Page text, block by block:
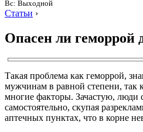
Вс: Выходной
Статьи ›
Опасен ли геморрой
Такая проблема как геморрой,
мужчинам в равной степени, так
многие факторы. Зачастую, люди
самостоятельно, скупая
аптечных пунктах, что в корне